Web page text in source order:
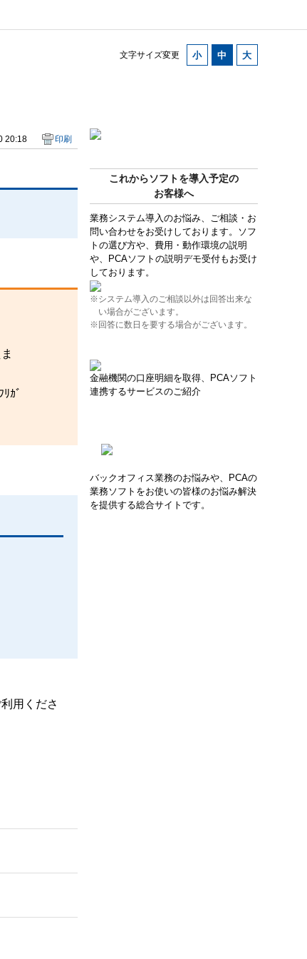
文字サイズ変更
これからソフトを導入予定の
お客様へ
業務システム導入のお悩み、ご相談・お
問い合わせをお受けしております。ソフ
トの選び方や、費用・動作環境の説明
や、PCAソフトの説明デモ受付もお受け
しております。
※システム導入のご相談以外は回答出来な
い場合がございます。
※回答に数日を要する場合がございます。
金融機関の口座明細を取得、PCAソフト
連携するサービスのご紹介
バックオフィス業務のお悩みや、PCAの
業務ソフトをお使いの皆様のお悩み解決
を提供する総合サイトです。
20:18 印刷
ｶﾞ
用くださ